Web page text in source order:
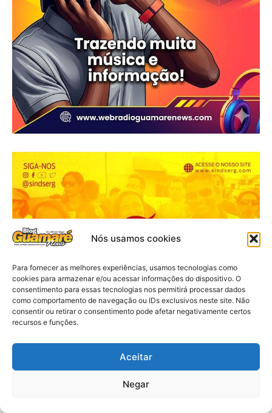
Nós usamos cookies
Para fornecer as melhores experiências, usamos tecnologias como
cookies para armazenar e/ou acessar informações do dispositivo. O
consentimento para essas tecnologias nos permitirá processar dados
como comportamento de navegação ou IDs exclusivos neste site. Não
consentir ou retirar o consentimento pode afetar negativamente certos
recursos e funções.
Aceitar
Negar